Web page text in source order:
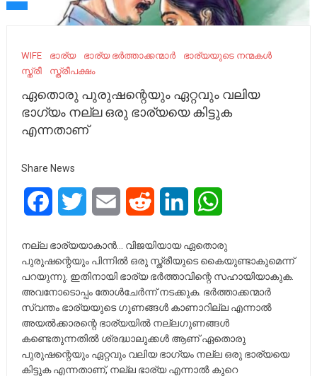
WIFE ഭാര്യ ഭാര്യ ഭർത്താക്കന്മാർ
ഭാര്യയുടെ നന്മകൾ
സ്ത്രീ
സ്ത്രീപക്ഷം
ഏതൊരു പുരുഷന്റെയും ഏറ്റവും വലിയ
ഭാഗ്യം നല്ല ഒരു ഭാര്യയെ കിട്ടുക
എന്നതാണ്
Share News
FacebookTwitter Email Reddit LinkedIn
നല്ല ഭാര്യയാകാൻ… വിജയിയായ ഏതൊരു
പുരുഷന്റെയും പിന്നില്‍ ഒരു സ്ത്രീയുടെ കൈയുണ്ടാകുമെന്ന്
പറയുന്നു. ഇതിനായി ഭാര്യ ഭര്‍ത്താവിന്റെ സഹായിയാകുക.
അവനോടൊപ്പം തോള്‍ചേര്‍ന്ന് നടക്കുക. ഭർത്താക്കന്മാർ
സ്വന്തം ഭാര്യയുടെ ഗുണങ്ങൾ കാണാറില്ല എന്നാൽ
അയൽക്കാരന്റെ ഭാര്യയിൽ നല്ലഗുണങ്ങൾ
കണ്ടെതുന്നതിൽ ശ്രദ്ധാലുക്കൾ ആണ് ഏതൊരു
പുരുഷന്റെയും ഏറ്റവും വലിയ ഭാഗ്യം നല്ല ഒരു ഭാര്യയെ
കിട്ടുക എന്നതാണ്, നല്ല ഭാര്യ എന്നാൽ കുറെ